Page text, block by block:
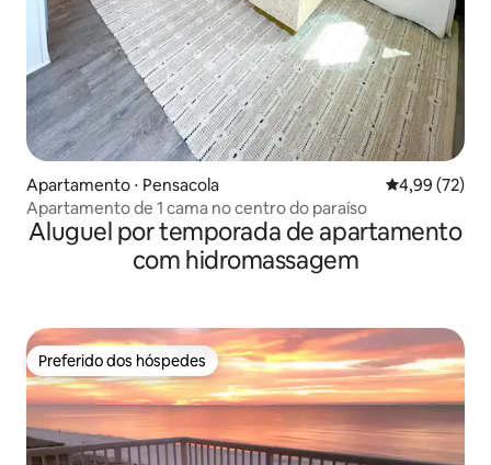
Apartamento ⋅ Pensacola 4,99 de uma
4,99 (72)
Apartamento de 1 cama no centro do paraíso
Aluguel por temporada de apartamento
com hidromassagem
Preferido dos hóspedes
Preferido dos hóspedes